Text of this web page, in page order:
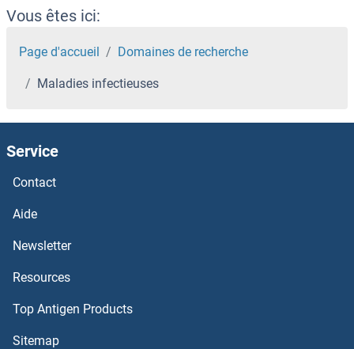
Vous êtes ici:
Page d'accueil Domaines de recherche
Maladies infectieuses
Service
Contact
Aide
Newsletter
Resources
Top Antigen Products
Sitemap